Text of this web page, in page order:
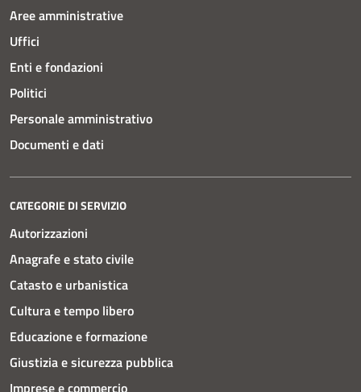
Aree amministrative
Uffici
Enti e fondazioni
Politici
Personale amministrativo
Documenti e dati
CATEGORIE DI SERVIZIO
Autorizzazioni
Anagrafe e stato civile
Catasto e urbanistica
Cultura e tempo libero
Educazione e formazione
Giustizia e sicurezza pubblica
Imprese e commercio